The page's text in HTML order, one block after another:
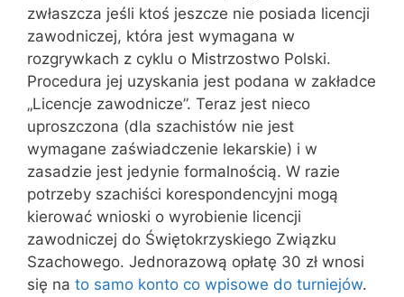
zwłaszcza jeśli ktoś jeszcze nie posiada licencji
zawodniczej, która jest wymagana w
rozgrywkach z cyklu o Mistrzostwo Polski.
Procedura jej uzyskania jest podana w zakładce
„Licencje zawodnicze”. Teraz jest nieco
uproszczona (dla szachistów nie jest
wymagane zaświadczenie lekarskie) i w
zasadzie jest jedynie formalnością. W razie
potrzeby szachiści korespondencyjni mogą
kierować wnioski o wyrobienie licencji
zawodniczej do Świętokrzyskiego Związku
Szachowego. Jednorazową opłatę 30 zł wnosi
się na to samo konto co wpisowe do turniejów.